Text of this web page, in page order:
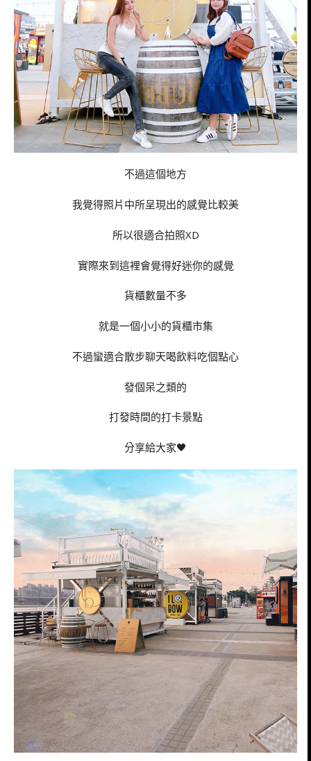
不過這個地方
我覺得照片中所呈現出的感覺比較美
所以很適合拍照XD
實際來到這裡會覺得好迷你的感覺
貨櫃數量不多
就是一個小小的貨櫃市集
不過蠻適合散步聊天喝飲料吃個點心
發個呆之類的
打發時間的打卡景點
分享給大家🖤